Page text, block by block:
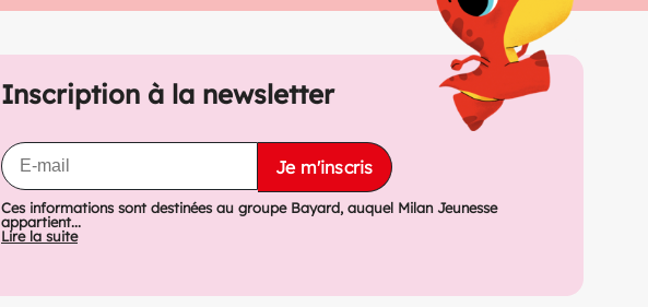
Inscription à la newsletter
Je m'inscris
Ces informations sont destinées au groupe Bayard, auquel Milan Jeunesse
appartient...
Lire la suite